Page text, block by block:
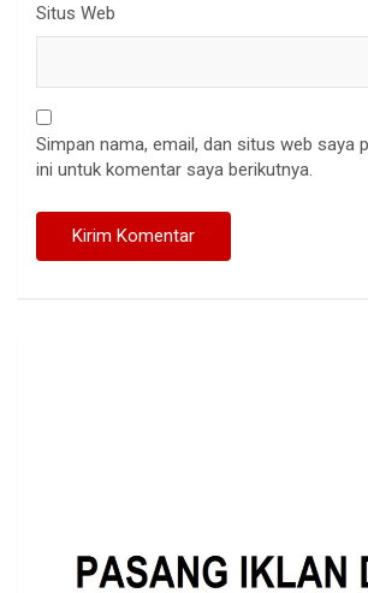
Situs Web
Simpan nama, email, dan situs web saya
ini untuk komentar saya berikutnya.